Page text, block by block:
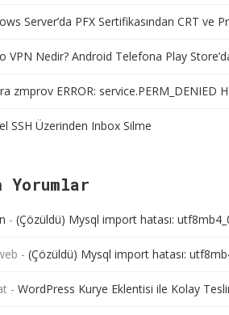
Server’da PFX Sertifikasından CRT ve
VPN Nedir? Android Telefona Play
zmprov ERROR: service.PERM_DENIED
SSH Üzerinden Inbox Silme
Yorumlar
- (Çözüldü) Mysql import hatası:
- (Çözüldü) Mysql import hatası:
- WordPress Kurye Eklentisi ile Kolay